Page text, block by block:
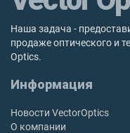
Наша задача -
продаже оптического и
Optics.
Информация
Новости VectorOptics
О компании